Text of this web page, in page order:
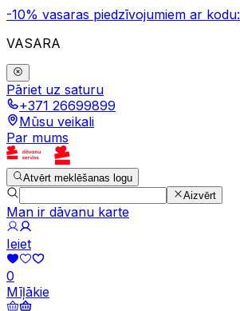
-10% vasaras piedzīvojumiem ar kodu:
VASARA
Pāriet uz saturu
+371 26699899
Mūsu veikali
Par mums
Atvērt meklēšanas logu
Aizvērt
Man ir dāvanu karte
Ieiet
0
Mīļākie